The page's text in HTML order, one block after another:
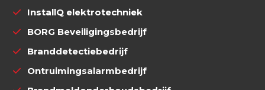
InstallQ elektrotechniek
BORG Beveiligingsbedrijf
Branddetectiebedrijf
Ontruimingsalarmbedrijf